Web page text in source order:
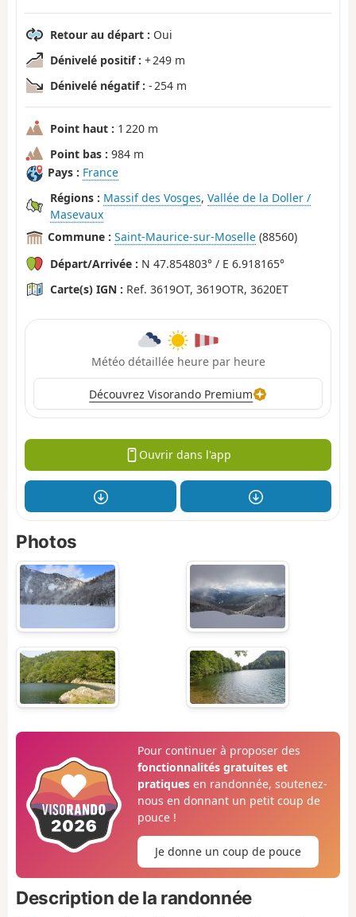
Retour au départ : Oui
Dénivelé positif : + 249 m
Dénivelé négatif : - 254 m
Point haut : 1 220 m
Point bas : 984 m
Pays : France
Régions : Massif des Vosges, Vallée de la Doller /
Masevaux
Commune : Saint-Maurice-sur-Moselle (88560)
Départ/Arrivée : N 47.854803° / E 6.918165°
Carte(s) IGN : Ref. 3619OT, 3619OTR, 3620ET
Météo détaillée heure par heure
Découvrez Visorando Premium
Ouvrir dans l'app
Photos
Pour continuer à proposer des
fonctionnalités gratuites et
pratiquesen randonnée, soutenez-
nous en donnant un petit coup de
pouce !
Je donne un coup de pouce
Description de la randonnée